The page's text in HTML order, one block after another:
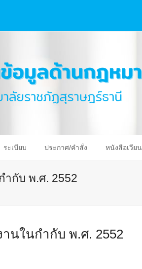
ระเบียบ ประกาศ/คำสั่ง หนังสือเวียน
ำกับ พ.ศ. 2552
นในกำกับ พ.ศ. 2552